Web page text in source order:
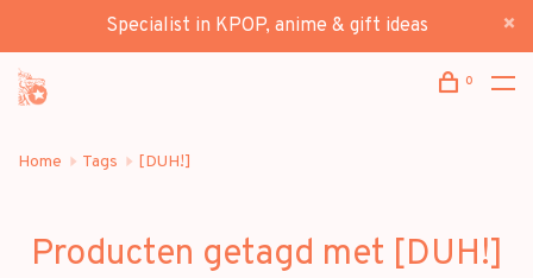
Specialist in KPOP, anime & gift ideas
0
Home Tags [DUH!]
Producten getagd met [DUH!]